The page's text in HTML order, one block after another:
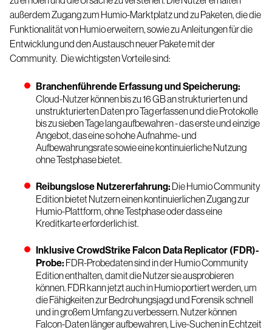
außerdem Zugang zum Humio-Marktplatz und zu Paketen, die die
Funktionalität von Humio erweitern, sowie zu Anleitungen für die
Entwicklung und den Austausch neuer Pakete mit der
Community. Die wichtigsten Vorteile sind:
Branchenführende Erfassung und Speicherung:
Cloud-Nutzer können bis zu 16 GB an strukturierten und
unstrukturierten Daten pro Tag erfassen und die Protokolle
bis zu sieben Tage lang aufbewahren - das erste und einzige
Angebot, das eine so hohe Aufnahme- und
Aufbewahrungsrate sowie eine kontinuierliche Nutzung
ohne Testphase bietet.
Reibungslose Nutzererfahrung: Die Humio Community
Edition bietet Nutzern einen kontinuierlichen Zugang zur
Humio-Plattform, ohne Testphase oder dass eine
Kreditkarte erforderlich ist.
Inklusive CrowdStrike Falcon Data Replicator (FDR)-
Probe: FDR-Probedaten sind in der Humio Community
Edition enthalten, damit die Nutzer sie ausprobieren
können. FDR kann jetzt auch in Humio portiert werden, um
die Fähigkeiten zur Bedrohungsjagd und Forensik schnell
und in großem Umfang zu verbessern. Nutzer können
Falcon-Daten länger aufbewahren, Live-Suchen in Echtzeit